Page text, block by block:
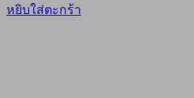
หยิบใส่ตะกร้า